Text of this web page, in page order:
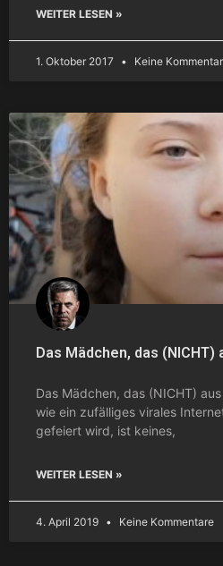
WEITER LESEN »
1. Oktober 2017 Keine
Das Mädchen, das
Das Mädchen, das (NICHT)
wie ein zufälliges virales
gefeiert wird, ist keines,
WEITER LESEN »
4. April 2019 Keine Kommentare